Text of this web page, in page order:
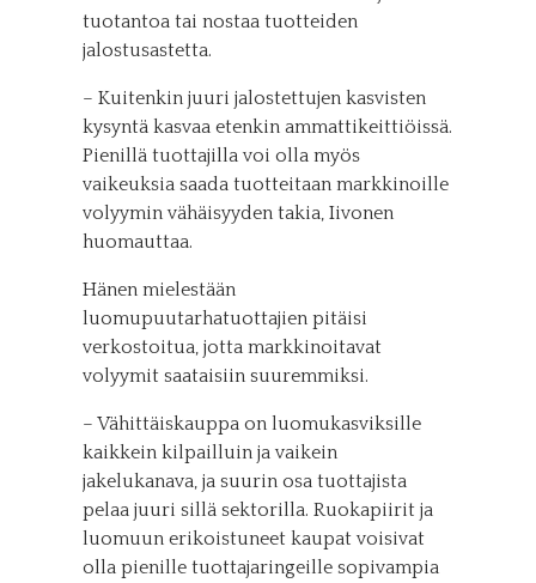
tuotantoa tai nostaa tuotteiden
jalostusastetta.
– Kuitenkin juuri jalostettujen kasvisten
kysyntä kasvaa etenkin ammattikeittiöissä.
Pienillä tuottajilla voi olla myös
vaikeuksia saada tuotteitaan markkinoille
volyymin vähäisyyden takia, Iivonen
huomauttaa.
Hänen mielestään
luomupuutarhatuottajien pitäisi
verkostoitua, jotta markkinoitavat
volyymit saataisiin suuremmiksi.
– Vähittäiskauppa on luomukasviksille
kaikkein kilpailluin ja vaikein
jakelukanava, ja suurin osa tuottajista
pelaa juuri sillä sektorilla. Ruokapiirit ja
luomuun erikoistuneet kaupat voisivat
olla pienille tuottajaringeille sopivampia